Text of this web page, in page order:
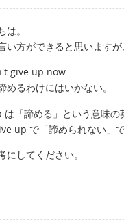
は。
い方ができると思います
give up now.
めるわけにはいかない。
「諦める」という意味の
up で「諦められない」で
にしてください。